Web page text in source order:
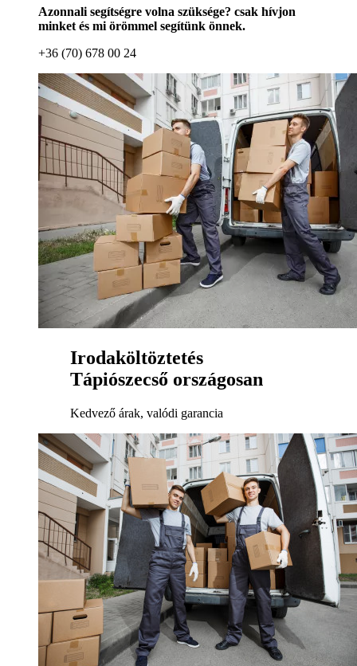
Azonnali segítségre volna szüksége? csak hívjon
minket és mi örömmel segítünk önnek.
+36 (70) 678 00 24
Irodaköltöztetés
Tápiószecső országosan
Kedvező árak, valódi garancia